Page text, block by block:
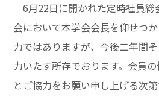
6月22日に開かれた定時社員総
会において本学会会長を仰せつ
力ではありますが、今後二年間
力いたす所存でおります。会員
とご協力をお願い申し上げる次第